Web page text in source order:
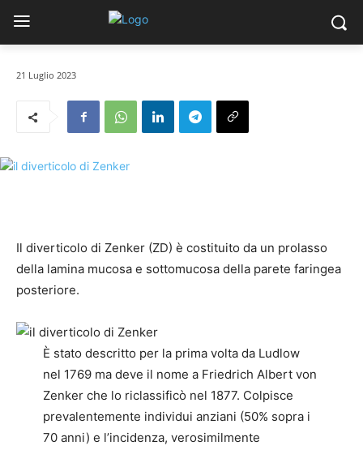
21 Luglio 2023
Il diverticolo di Zenker (ZD) è costituito da un prolasso
della lamina mucosa e sottomucosa della parete faringea
posteriore.
È stato descritto per la prima volta da Ludlow
nel 1769 ma deve il nome a Friedrich Albert von
Zenker che lo riclassificò nel 1877. Colpisce
prevalentemente individui anziani (50% sopra i
70 anni) e l’incidenza, verosimilmente